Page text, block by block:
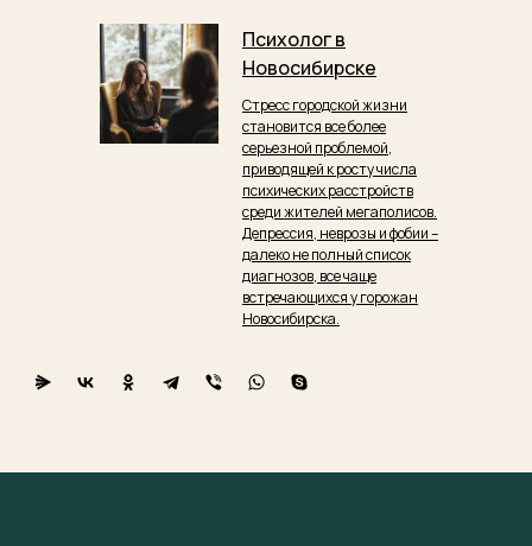
Стресс городской жизни
становится все более
серьезной проблемой,
приводящей к росту числа
психических расстройств
среди жителей мегаполисов.
Депрессия, неврозы и фобии –
далеко не полный список
диагнозов, все чаще
встречающихся у горожан
Новосибирска.
Психолог в
Новосибирске